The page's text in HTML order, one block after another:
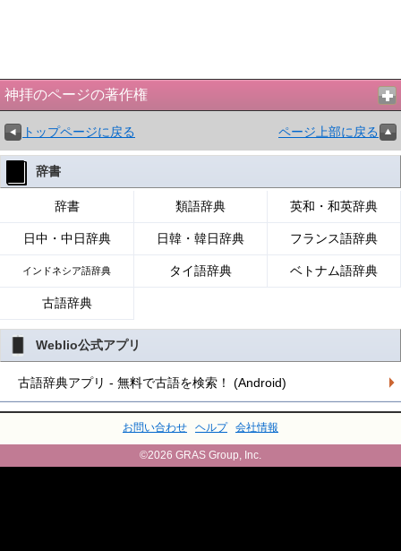
神拝のページの著作権
トップページに戻る ページ上部に戻る
辞書
辞書 類語辞典 英和・和英辞典
日中・中日辞典 日韓・韓日辞典 フランス語辞典
インドネシア語辞典 タイ語辞典 ベトナム語辞典
古語辞典
Weblio公式アプリ
古語辞典アプリ - 無料で古語を検索！ (Android)
お問い合わせ ヘルプ 会社情報
©2026 GRAS Group, Inc.